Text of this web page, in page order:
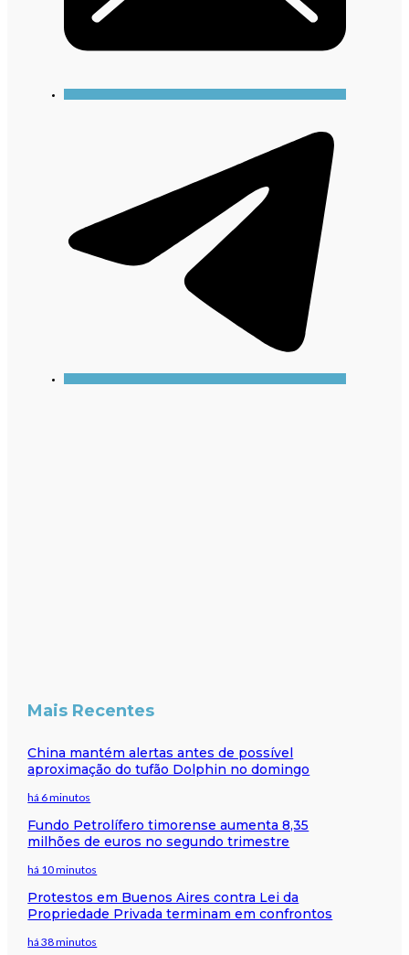
Mais Recentes
China mantém alertas antes de possível
aproximação do tufão Dolphin no domingo
há 6 minutos
Fundo Petrolífero timorense aumenta 8,35
milhões de euros no segundo trimestre
há 10 minutos
Protestos em Buenos Aires contra Lei da
Propriedade Privada terminam em confrontos
há 38 minutos